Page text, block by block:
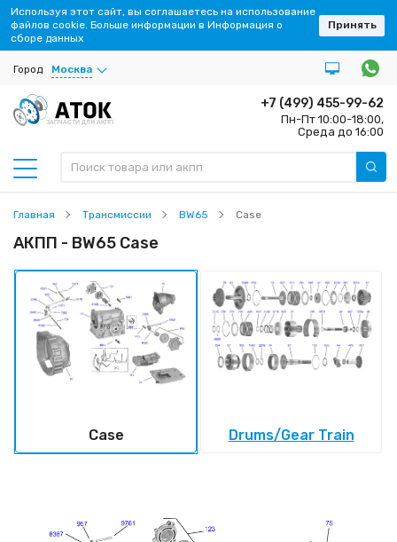
Город Москва
ЗАПЧАСТИ ДЛЯ АКПП
+7 (499) 455-99-62
Пн-Пт 10:00-18:00,
Среда до 16:00
Главная Трансмиссии BW65 Case
АКПП - BW65 Case
Case Drums/Gear Train
Используя этот сайт, вы соглашаетесь на использование
файлов cookie. Больше информации в Информация о
сборе данных
Принять